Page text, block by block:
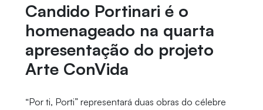
Candido Portinari é o
homenageado na quarta
apresentação do projeto
Arte ConVida
“Por ti, Porti” representará duas obras do célebre